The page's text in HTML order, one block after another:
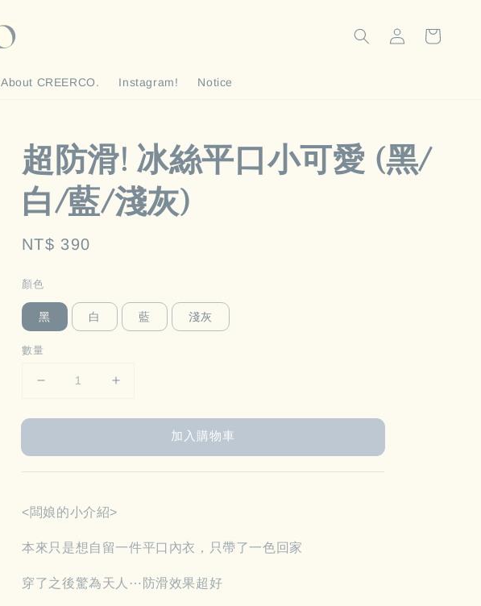
About CREERCO. Instagram! Notice
超防滑! 冰絲平口小可愛 (黑/
白/藍/淺灰)
Regular
NT$ 390
顏色
黑 白 藍 淺灰
數量
加入購物車
<闆娘的小介紹>
本來只是想自留一件平口內衣，只帶了一色回家
穿了之後驚為天人⋯防滑效果超好